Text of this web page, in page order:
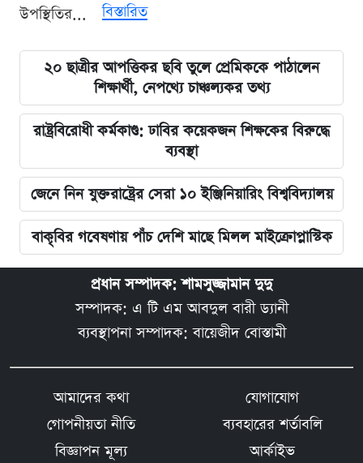
উপস্থিতির...
বিস্তারিত
২০ ছাত্রীর আপত্তিকর ছবি তুলে প্রেমিককে পাঠালেন
শিক্ষার্থী, নেপথ্যে চাঞ্চল্যকর তথ্য
রাষ্ট্রবিরোধী কর্মকাণ্ড: ঢাবির কয়েকজন শিক্ষকের বিরুদ্ধে
ব্যবস্থা
জেনে নিন যুক্তরাষ্ট্রের সেরা ১০ ইঞ্জিনিয়ারিং বিশ্ববিদ্যালয়
বাকৃবির গবেষণায় পাঁচ দেশি মাছে মিলল মাইক্রোপ্লাস্টিক
প্রধান সম্পাদক: শামসুজ্জামান দুদু
সম্পাদক: এ টি এম আবদুল বারী ড্যানী
ব্যবস্থাপনা সম্পাদক: বায়েজীদ বোস্তামী
আমাদের কথা
যোগাযোগ
গোপনীয়তা নীতি
ব্যবহারের শর্তাবলি
বিজ্ঞাপন মূল্য
আর্কাইভ